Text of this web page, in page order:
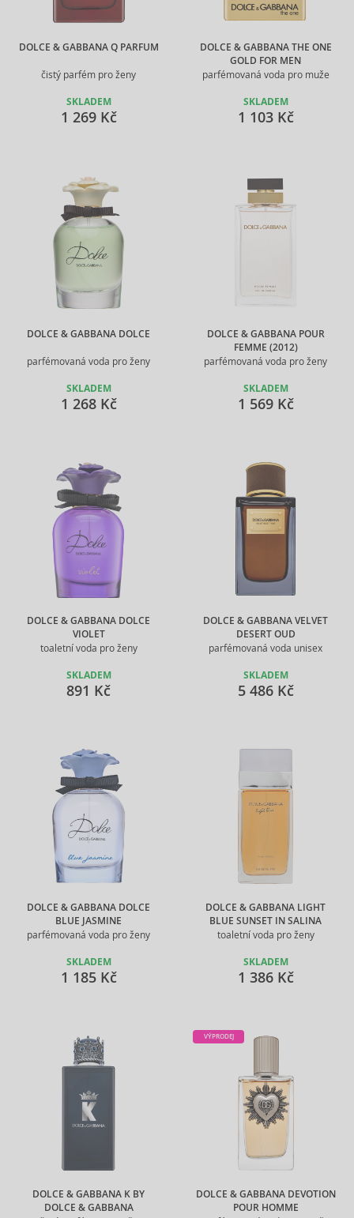
DOLCE & GABBANA Q PARFUM
čistý parfém pro ženy
SKLADEM
1 269 Kč
DOLCE & GABBANA THE ONE
GOLD FOR MEN
parfémovaná voda pro muže
SKLADEM
1 103 Kč
DOLCE & GABBANA DOLCE
parfémovaná voda pro ženy
SKLADEM
1 268 Kč
DOLCE & GABBANA POUR
FEMME (2012)
parfémovaná voda pro ženy
SKLADEM
1 569 Kč
DOLCE & GABBANA DOLCE
VIOLET
toaletní voda pro ženy
SKLADEM
891 Kč
DOLCE & GABBANA VELVET
DESERT OUD
parfémovaná voda unisex
SKLADEM
5 486 Kč
DOLCE & GABBANA DOLCE
BLUE JASMINE
parfémovaná voda pro ženy
SKLADEM
1 185 Kč
DOLCE & GABBANA LIGHT
BLUE SUNSET IN SALINA
toaletní voda pro ženy
SKLADEM
1 386 Kč
DOLCE & GABBANA K BY
DOLCE & GABBANA
DOLCE & GABBANA DEVOTION
POUR HOMME
VÝPRODEJ